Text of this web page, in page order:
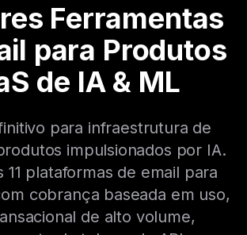
Ferramentas
para Produtos
de IA & ML
para infraestrutura de
impulsionados por IA.
11 plataformas de email para
cobrança baseada em uso,
de alto volume,